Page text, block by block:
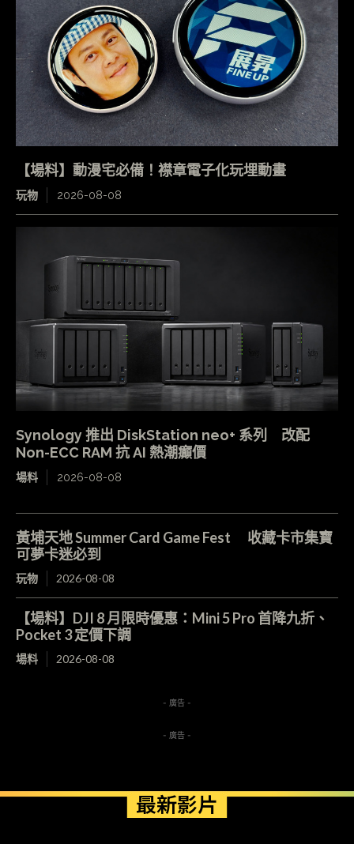
【場料】動漫宅必備！襟章電子化玩埋動畫
玩物 2026-08-08
Synology 推出 DiskStation neo+ 系列 改配
Non-ECC RAM 抗 AI 熱潮癲價
場料 2026-08-08
黃埔天地 Summer Card Game Fest 收藏卡市集寶
可夢卡迷必到
玩物 2026-08-08
【場料】DJI 8 月限時優惠：Mini 5 Pro 首降九折、
Pocket 3 定價下調
場料 2026-08-08
- 廣告 -
- 廣告 -
最新影片